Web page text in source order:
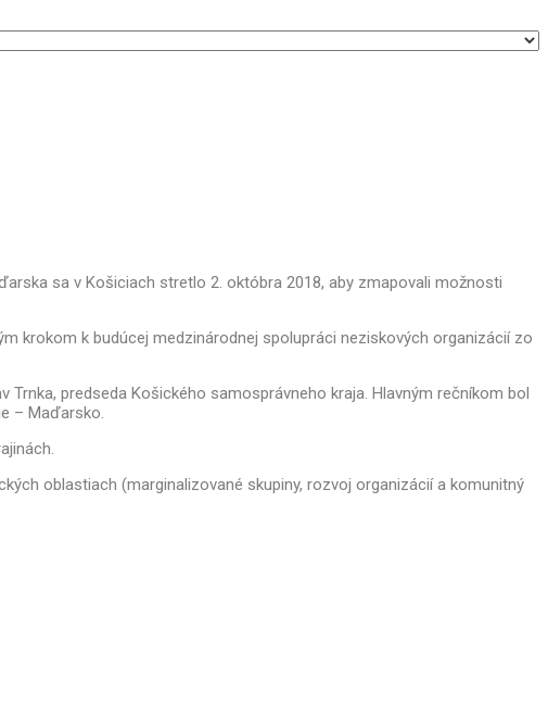
sa v Košiciach stretlo 2. októbra 2018, aby zmapovali možnosti
krokom k budúcej medzinárodnej spolupráci neziskových organizácií zo
predseda Košického samosprávneho kraja. Hlavným rečníkom bol
– Maďarsko.
oblastiach (marginalizované skupiny, rozvoj organizácií a komunitný